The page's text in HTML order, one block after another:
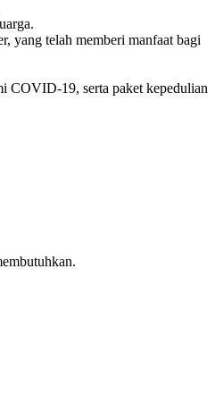
yang telah memberi manfaat bagi
COVID-19, serta paket kepedulian